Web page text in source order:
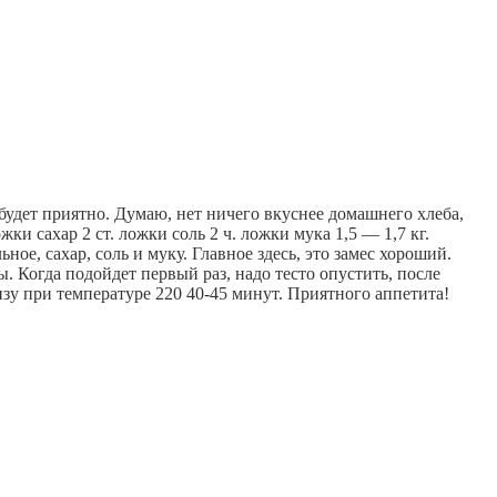
приятно. Думаю, нет ничего вкуснее домашнего хлеба,
сахар 2 ст. ложки соль 2 ч. ложки мука 1,5 — 1,7 кг.
сахар, соль и муку. Главное здесь, это замес хороший.
Когда подойдет первый раз, надо тесто опустить, после
при температуре 220 40-45 минут. Приятного аппетита!